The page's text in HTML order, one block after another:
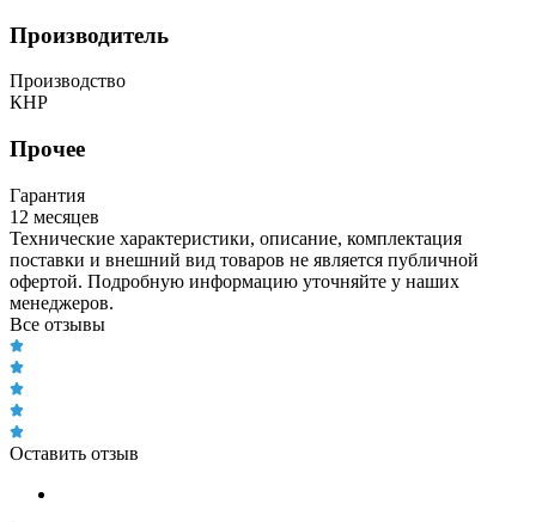
Производитель
Производство
КНР
Прочее
Гарантия
12 месяцев
Технические характеристики, описание, комплектация
поставки и внешний вид товаров не является публичной
офертой. Подробную информацию уточняйте у наших
менеджеров.
Все отзывы
Оставить отзыв